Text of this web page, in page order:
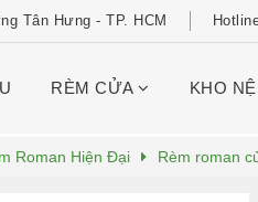
Tân Hưng - TP. HCM
RÈM CỬA KHO
Roman Hiện Đại Rèm roman